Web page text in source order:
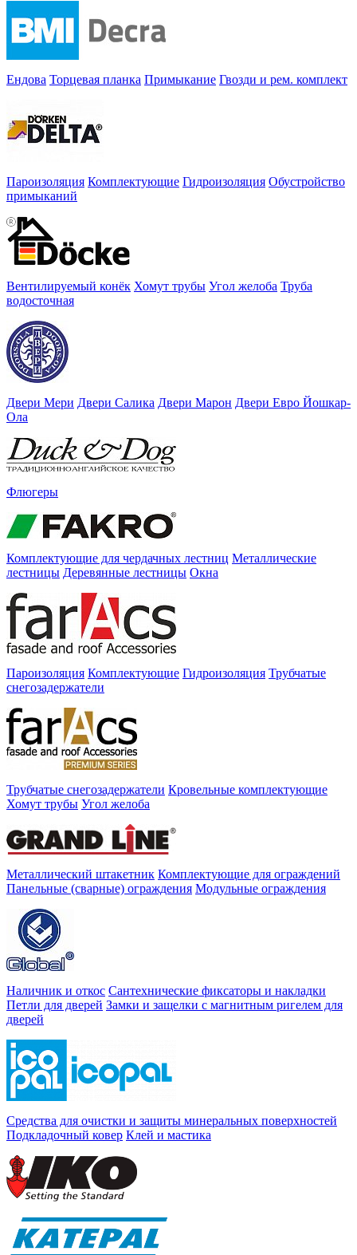
Ендова Торцевая планка Примыкание Гвозди и рем. комплект
Пароизоляция Комплектующие Гидроизоляция Обустройство
примыканий
Вентилируемый конёк Хомут трубы Угол желоба Труба
водосточная
Двери Мери Двери Салика Двери Марон Двери Евро Йошкар-
Ола
Флюгеры
Комплектующие для чердачных лестниц Металлические
лестницы Деревянные лестницы Окна
Пароизоляция Комплектующие Гидроизоляция Трубчатые
снегозадержатели
Трубчатые снегозадержатели Кровельные комплектующие
Хомут трубы Угол желоба
Металлический штакетник Комплектующие для ограждений
Панельные (сварные) ограждения Модульные ограждения
Наличник и откос Сантехнические фиксаторы и накладки
Петли для дверей Замки и защелки с магнитным ригелем для
дверей
Средства для очистки и защиты минеральных поверхностей
Подкладочный ковер Клей и мастика